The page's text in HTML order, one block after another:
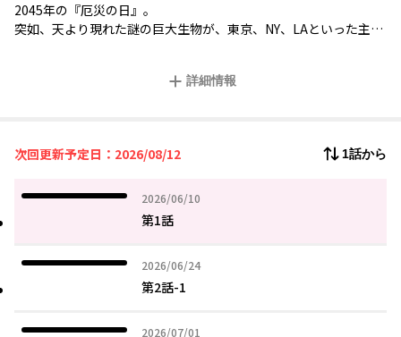
2045年の『厄災の日』――。
突如、天より現れた謎の巨大生物が、東京、NY、LAといった主要
それから10年の年月が経ち、人類は日々の侵攻に抗う術を手に入
神・プロメテウス』として、憎き『蟲』を駆逐し続ける！
淵に触れていく――!!
詳細情報
次回更新予定日：2026/08/12 1話から
2026/06/10
2026年06月10日
第1話
2026/06/24
2026年06月24日
第2話-1
2026/07/01
2026年07月01日